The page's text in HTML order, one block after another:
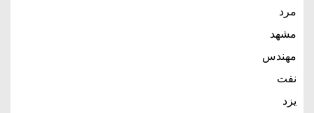
مرد
مشهد
مهندس
نفت
یزد